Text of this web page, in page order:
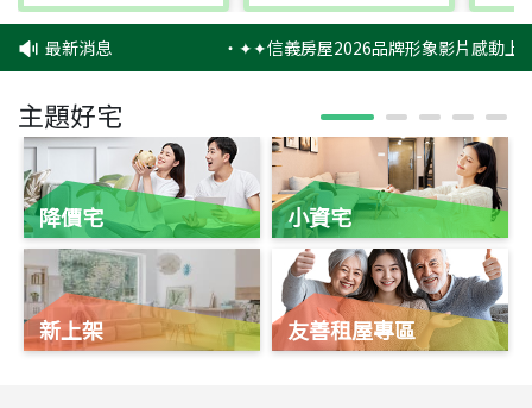
最新消息 ‧✦✦信義房屋2026品牌形象影片感動上
主題好宅
降價宅
新上架
小資宅
友善租屋專區